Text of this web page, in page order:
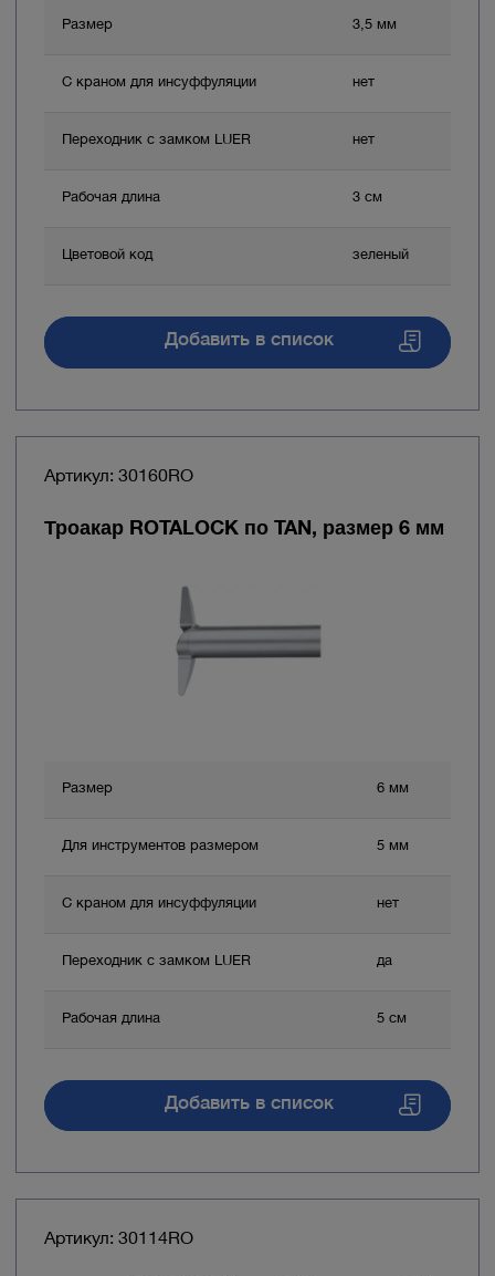
Размер 3,5 мм
С краном для инсуффуляции нет
Переходник с замком LUER нет
Рабочая длина 3 см
Цветовой код зеленый
Добавить в список
Артикул: 30160RO
Троакар ROTALOCK по TAN, размер 6 мм
Размер 6 мм
Для инструментов размером 5 мм
С краном для инсуффуляции нет
Переходник с замком LUER да
Рабочая длина 5 см
Добавить в список
Артикул: 30114RO